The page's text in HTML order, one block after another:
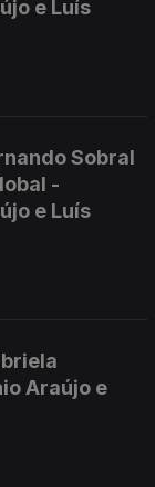
e Luís
Sobral
-
e Luís
Araújo e